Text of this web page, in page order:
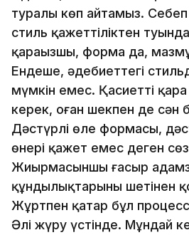
туралы көп айтамыз. Себеп
стиль қажеттіліктен
қараңызшы, форма да,
Ендеше, әдебиеттегі
мүмкін емес. Қасиетті қара
керек, оған шекпен де сән
Дәстүрлі өлең формасы,
өнері қажет емес деген
Жиырмасыншы ғасыр
құндылықтарының шетінен
Жұртпен қатар бұл
Әлі жүру үстінде. Мұндай